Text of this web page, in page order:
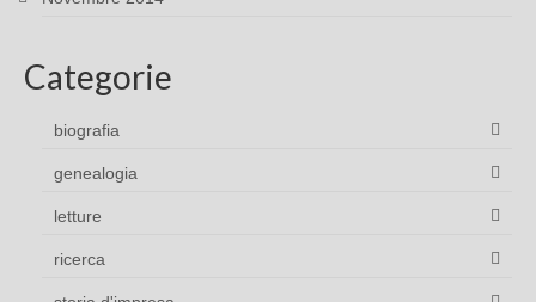
Categorie
biografia
genealogia
letture
ricerca